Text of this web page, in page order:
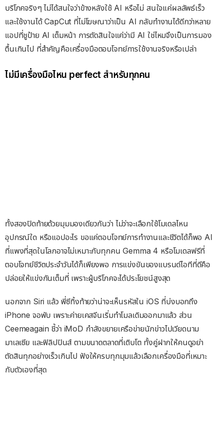
บริโภคจริงๆ ไม่ได้สนใจว่าข้างหลังใช้ AI หรือไม่ สนใจแค่ผลลัพธ์เร็ว
และใช้งานได้ CapCut ที่ไม่โฆษณาว่าเป็น AI กลับทำงานได้ดีกว่าหลาย
แอปที่ชูป้าย AI เต็มหน้า การตัดสินใจแค่ว่ามี AI ใช่ไหมจึงเป็นการมอง
ตื้นเกินไป ที่สำคัญคือเครื่องมือตอบโจทย์การใช้งานจริงหรือเปล่า
ไม่มีเครื่องมือไหน perfect สำหรับทุกคน
ทั้งสองปิดท้ายด้วยมุมมองเดียวกันว่า ไม่ว่าจะเลือกใช้โมเดลไหน
อุปกรณ์ใด หรือแอปอะไร ขอแค่ตอบโจทย์การทำงานและชีวิตได้ก็พอ AI
ที่แพงที่สุดในโลกอาจไม่เหมาะกับทุกคน Gemma 4 หรือโมเดลฟรีที่
ตอบโจทย์ชีวิตประจำวันได้ก็เพียงพอ การแข่งขันของแบรนด์ไอทีที่ดีคือ
ปล่อยให้แข่งกันเต็มที่ เพราะผู้บริโภคจะได้ประโยชน์สูงสุด
นอกจาก Siri แล้ว พี่ซีทิ้งท้ายว่าน่าจะเห็นรหัสใน iOS ที่บ่งบอกถึง
iPhone จอพับ เพราะค่ายเคสจีนเริ่มทำโมลเดิมออกมาแล้ว ส่วน
Ceemeagain ชี้ว่า iMoD กำลังขยายเครือข่ายนักข่าวไปเวียดนาม
มาเลเซีย และฟิลิปปินส์ ตามขนาดตลาดที่เติบโต ทั้งคู่ฝากให้คนดูอย่า
ตัดสินทุกอย่างเร็วเกินไป ฟังให้ครบทุกมุมแล้วเลือกเครื่องมือที่เหมาะ
กับตัวเองที่สุด